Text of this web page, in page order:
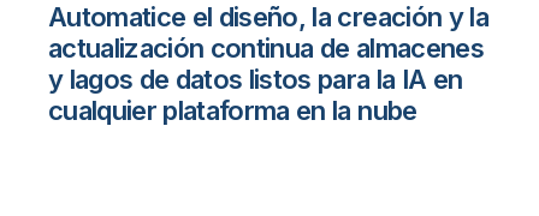
Automatice el diseño, la creación y la
actualización continua de almacenes
y lagos de datos listos para la IA en
cualquier plataforma en la nube